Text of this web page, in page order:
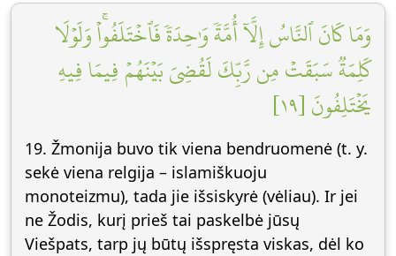
وَمَا كَانَ ٱلنَّاسُ إِلَّآ أُمَّةٗ وَٰحِدَةٗ فَٱخۡتَلَفُواْۚ وَلَوۡلَا
كَلِمَةٞ سَبَقَتۡ مِن رَّبِّكَ لَقُضِيَ بَيۡنَهُمۡ فِيمَا فِيهِ
يَخۡتَلِفُونَ [١٩]
19. Žmonija buvo tik viena bendruomenė (t. y.
sekė viena relgija – islamiškuoju
monoteizmu), tada jie išsiskyrė (vėliau). Ir jei
ne Žodis, kurį prieš tai paskelbė jūsų
Viešpats, tarp jų būtų išspręsta viskas, dėl ko